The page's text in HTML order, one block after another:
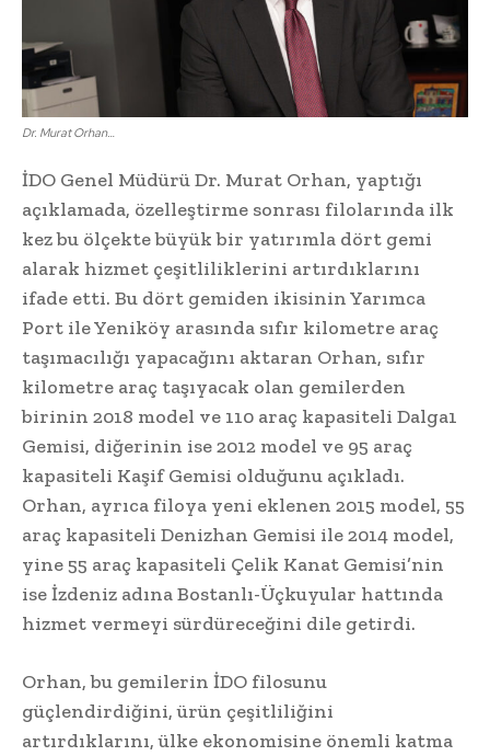
Dr. Murat Orhan…
İDO Genel Müdürü Dr. Murat Orhan, yaptığı
açıklamada, özelleştirme sonrası filolarında ilk
kez bu ölçekte büyük bir yatırımla dört gemi
alarak hizmet çeşitliliklerini artırdıklarını
ifade etti. Bu dört gemiden ikisinin Yarımca
Port ile Yeniköy arasında sıfır kilometre araç
taşımacılığı yapacağını aktaran Orhan, sıfır
kilometre araç taşıyacak olan gemilerden
birinin 2018 model ve 110 araç kapasiteli Dalga1
Gemisi, diğerinin ise 2012 model ve 95 araç
kapasiteli Kaşif Gemisi olduğunu açıkladı.
Orhan, ayrıca filoya yeni eklenen 2015 model, 55
araç kapasiteli Denizhan Gemisi ile 2014 model,
yine 55 araç kapasiteli Çelik Kanat Gemisi’nin
ise İzdeniz adına Bostanlı-Üçkuyular hattında
hizmet vermeyi sürdüreceğini dile getirdi.
Orhan, bu gemilerin İDO filosunu
güçlendirdiğini, ürün çeşitliliğini
artırdıklarını, ülke ekonomisine önemli katma